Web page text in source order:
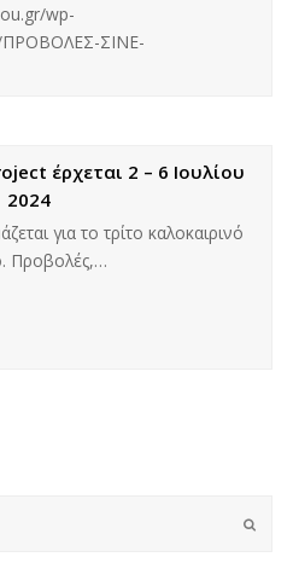
wp-
ΠΡΟΒΟΛΕΣ-ΣΙΝΕ-
έρχεται 2 – 6 Ιουλίου
2024
για το τρίτο καλοκαιρινό
Προβολές,…
Submit